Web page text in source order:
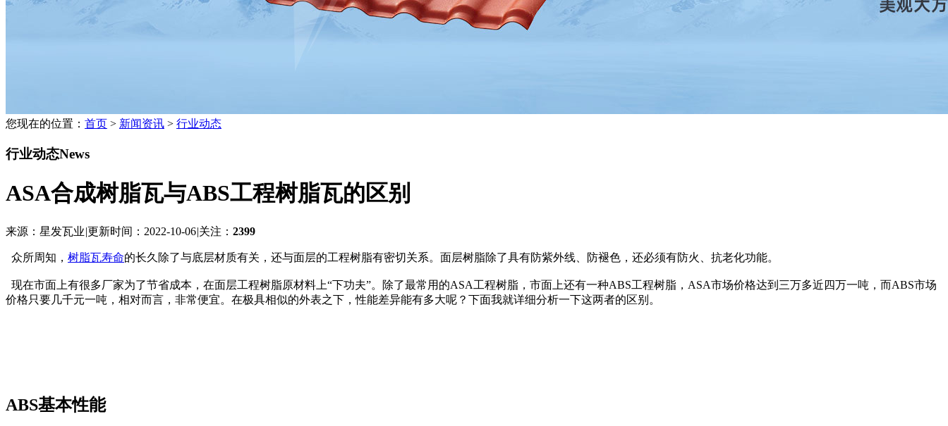
您现在的位置： 首页 > 新闻资讯 > 行业动态
行业动态News
ASA合成树脂瓦与ABS工程树脂瓦的区别
来源：星发瓦业|更新时间：2022-10-06|关注： 2399
众所周知， 树脂瓦寿命的长久除了与底层材质有关，还与面层的工程树脂有密切关系。面层树脂除了具有防紫外线、防褪色，还必须有防火、抗老化功能。
现在市面上有很多厂家为了节省成本，在面层工程树脂原材料上“下功夫”。除了最常用的ASA工程树脂，市面上还有一种ABS工程树脂，ASA市场价格达到三万多近四万一吨，而ABS市场
价格只要几千元一吨，相对而言，非常便宜。在极具相似的外表之下，性能差异能有多大呢？下面我就详细分析一下这两者的区别。
ABS基本性能